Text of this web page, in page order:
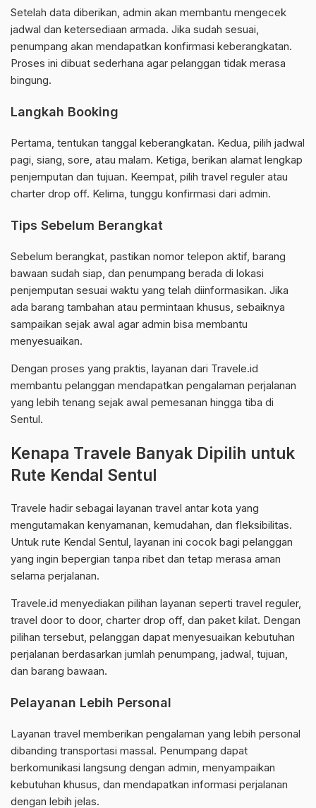
Setelah data diberikan, admin akan membantu mengecek
jadwal dan ketersediaan armada. Jika sudah sesuai,
penumpang akan mendapatkan konfirmasi keberangkatan.
Proses ini dibuat sederhana agar pelanggan tidak merasa
bingung.
Langkah Booking
Pertama, tentukan tanggal keberangkatan. Kedua, pilih jadwal
pagi, siang, sore, atau malam. Ketiga, berikan alamat lengkap
penjemputan dan tujuan. Keempat, pilih travel reguler atau
charter drop off. Kelima, tunggu konfirmasi dari admin.
Tips Sebelum Berangkat
Sebelum berangkat, pastikan nomor telepon aktif, barang
bawaan sudah siap, dan penumpang berada di lokasi
penjemputan sesuai waktu yang telah diinformasikan. Jika
ada barang tambahan atau permintaan khusus, sebaiknya
sampaikan sejak awal agar admin bisa membantu
menyesuaikan.
Dengan proses yang praktis, layanan dari Travele.id
membantu pelanggan mendapatkan pengalaman perjalanan
yang lebih tenang sejak awal pemesanan hingga tiba di
Sentul.
Kenapa Travele Banyak Dipilih untuk
Rute Kendal Sentul
Travele hadir sebagai layanan travel antar kota yang
mengutamakan kenyamanan, kemudahan, dan fleksibilitas.
Untuk rute Kendal Sentul, layanan ini cocok bagi pelanggan
yang ingin bepergian tanpa ribet dan tetap merasa aman
selama perjalanan.
Travele.id menyediakan pilihan layanan seperti travel reguler,
travel door to door, charter drop off, dan paket kilat. Dengan
pilihan tersebut, pelanggan dapat menyesuaikan kebutuhan
perjalanan berdasarkan jumlah penumpang, jadwal, tujuan,
dan barang bawaan.
Pelayanan Lebih Personal
Layanan travel memberikan pengalaman yang lebih personal
dibanding transportasi massal. Penumpang dapat
berkomunikasi langsung dengan admin, menyampaikan
kebutuhan khusus, dan mendapatkan informasi perjalanan
dengan lebih jelas.